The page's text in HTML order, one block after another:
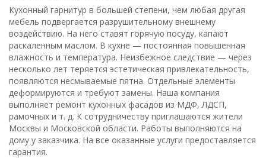
Кухонный гарнитур в большей степени, чем любая другая
мебель подвергается разрушительному внешнему
воздействию. На него ставят горячую посуду, капают
раскаленным маслом. В кухне — постоянная повышенная
влажность и температура. Неизбежное следствие — через
несколько лет теряется эстетическая привлекательность,
появляются несмываемые пятна. Отдельные элементы
деформируются и требуют замены. Наша компания
выполняет ремонт кухонных фасадов из МДФ, ЛДСП,
рамочных и т. д. К сотрудничеству приглашаются жители
Москвы и Московской области. Работы выполняются на
дому у заказчика. На все оказанные услуги предоставляется
гарантия.